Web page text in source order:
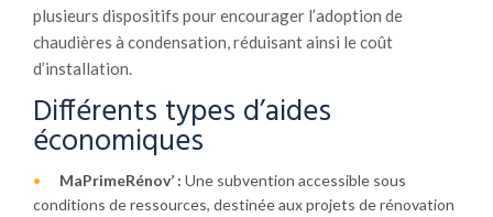
plusieurs dispositifs pour encourager l’adoption de
chaudières à condensation, réduisant ainsi le coût
d’installation.
Différents types d’aides
économiques
MaPrimeRénov’ : Une subvention accessible sous
conditions de ressources, destinée aux projets de rénovation